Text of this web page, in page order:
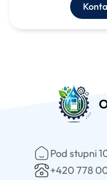
Pod stupni
+420 778